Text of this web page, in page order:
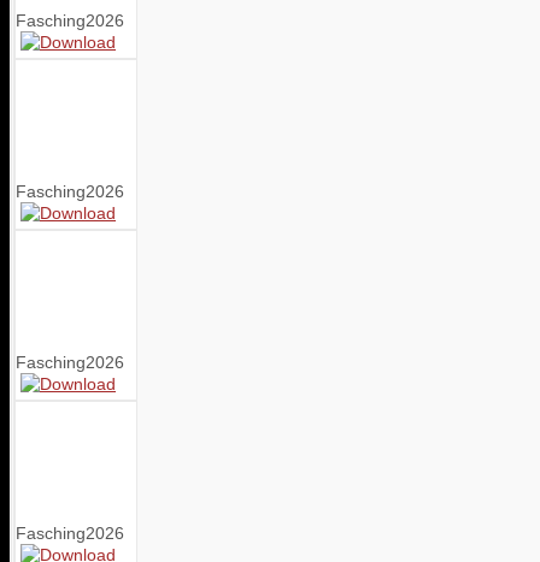
Fasching2026
Fasching2026
Fasching2026
Fasching2026